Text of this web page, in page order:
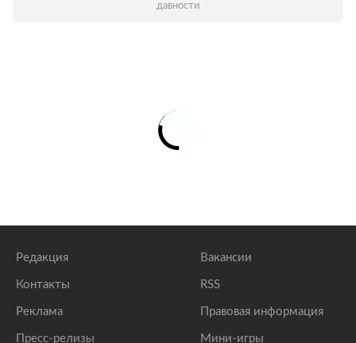
давности
Редакция
Контакты
Реклама
Пресс-релизы
Вакансии
RSS
Правовая информация
Мини-игры